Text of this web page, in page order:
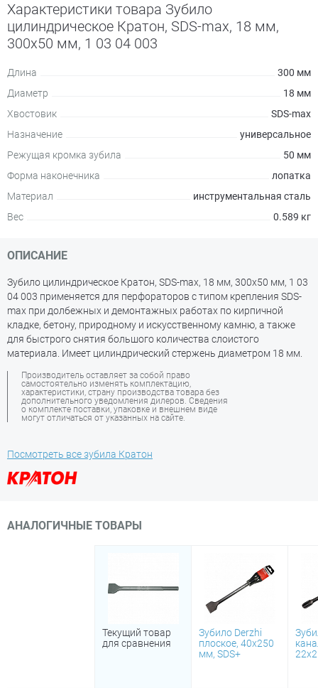
Характеристики товара Зубило
цилиндрическое Кратон, SDS-max, 18 мм,
300х50 мм, 1 03 04 003
Длина
300 мм
Диаметр
18 мм
Хвостовик
SDS-max
Назначение
универсальное
Режущая кромка зубила
50 мм
Форма наконечника
лопатка
Материал
инструментальная сталь
Вес
0.589 кг
ОПИСАНИЕ
Зубило цилиндрическое Кратон, SDS-max, 18 мм, 300х50 мм, 1 03
04 003 применяется для перфораторов с типом крепления SDS-
max при долбежных и демонтажных работах по кирпичной
кладке, бетону, природному и искусственному камню, а также
для быстрого снятия большого количества слоистого
материала. Имеет цилиндрический стержень диаметром 18 мм.
Производитель оставляет за собой право
самостоятельно изменять комплектацию,
характеристики, страну производства товара без
дополнительного уведомления дилеров. Сведения
о комплекте поставки, упаковке и внешнем виде
могут отличаться от указанных на сайте.
Посмотреть все зубила Кратон
АНАЛОГИЧНЫЕ ТОВАРЫ
Текущий товар
для сравнения
Зубило Derzhi
плоское, 40х250
мм, SDS+